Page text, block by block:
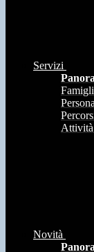
Servizi
Novità